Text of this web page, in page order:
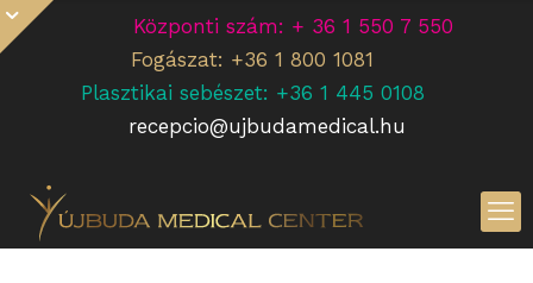
Központi szám: + 36 1 550 7 550
Fogászat: +36 1 800 1081
Plasztikai sebészet: +36 1 445 0108
recepcio@ujbudamedical.hu